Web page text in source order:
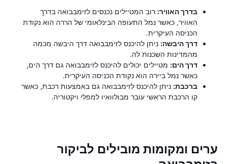
בדרך האוויר: רוב המטיילים נכנסים לזימבבואה בדרך
האוויר, כאשר נמל התעופה הבינלאומי של הררה הוא נקודת
הכניסה העיקרית.
דרך היבשה: ניתן להיכנס לזימבבואה דרך היבשה מכמה
מהמדינות השכנות לה.
דרך הים: מטיילים יכולים להיכנס לזימבבואה גם דרך הים,
כאשר נמל ביירה הוא נקודת הכניסה העיקרית.
ברכבת: ניתן להיכנס לזימבבואה גם באמצעות רכבת, כאשר
קו הרכבת הראשי עובר מבולוואיו למפלי ויקטוריה.
ערים ומקומות מובילים לביקור